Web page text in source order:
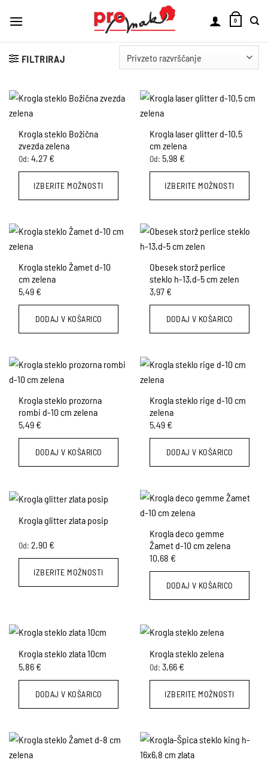
0
FILTRIRAJ
Krogla steklo Božična
zvezda zelena
Od:4,27 €
IZBERITE MOŽNOSTI
ima
več
Možnosti
lahko
izberete
na
strani
izdelka
Krogla laser glitter d-10,5
cm zelena
Od: 5,98 €
IZBERITE MOŽNOSTI
ima
več
Možnosti
lahko
izberete
na
strani
izdelka
Krogla steklo Žamet d-10
cm zelena
5,49 €
DODAJ V KOŠARICO
Obesek storž perlice
steklo h-13,d-5 cm zelen
3,97 €
DODAJ V KOŠARICO
Krogla steklo prozorna
rombi d-10 cm zelena
5,49 €
DODAJ V KOŠARICO
Krogla steklo rige d-10 cm
zelena
5,49 €
DODAJ V KOŠARICO
Krogla glitter zlata posip
Od:2,90 €
IZBERITE MOŽNOSTI
več
Možnosti
lahko
izberete
Krogla deco gemme
Žamet d-10 cm zelena
10,68 €
DODAJ V KOŠARICO
Krogla steklo zlata 10cm
5,86 €
DODAJ V KOŠARICO
Krogla steklo zelena
Od:3,66 €
IZBERITE MOŽNOSTI
ima
več